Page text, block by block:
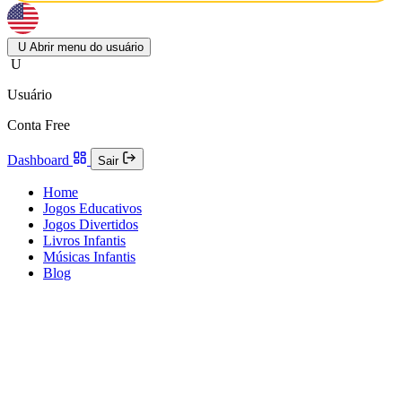
U Abrir menu do usuário
U
Usuário
Conta Free
Dashboard Sair
Home
Jogos Educativos
Jogos Divertidos
Livros Infantis
Músicas Infantis
Blog